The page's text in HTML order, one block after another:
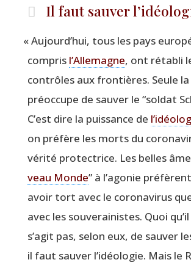
Il faut sauver
«Aujourd’hui, tous les pays
com­pris l’Allemagne, ont réta­bli
contrôles aux fron­tières. Seule la
pré­oc­cupe de sau­ver le “sol­dat
C’est dire la puis­sance de
on pré­fère les morts du
véri­té pro­tec­trice. Les belles
veau Monde” à l’agonie
avoir tort avec le coro­na­vi­rus
avec les sou­ve­rai­nistes. Quoi
s’agit pas, selon eux, de sau­ver
il faut sau­ver l’idéologie. Mais le